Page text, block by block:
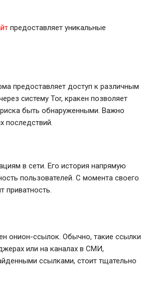
предоставляет уникальные
предоставляет доступ к различным
систему Tor, кракен позволяет
быть обнаруженными. Важно
последствий.
в сети. Его история напрямую
пользователей. С момента своего
приватность.
онион-ссылок. Обычно, такие ссылки
или на каналах в СМИ,
ссылками, стоит тщательно